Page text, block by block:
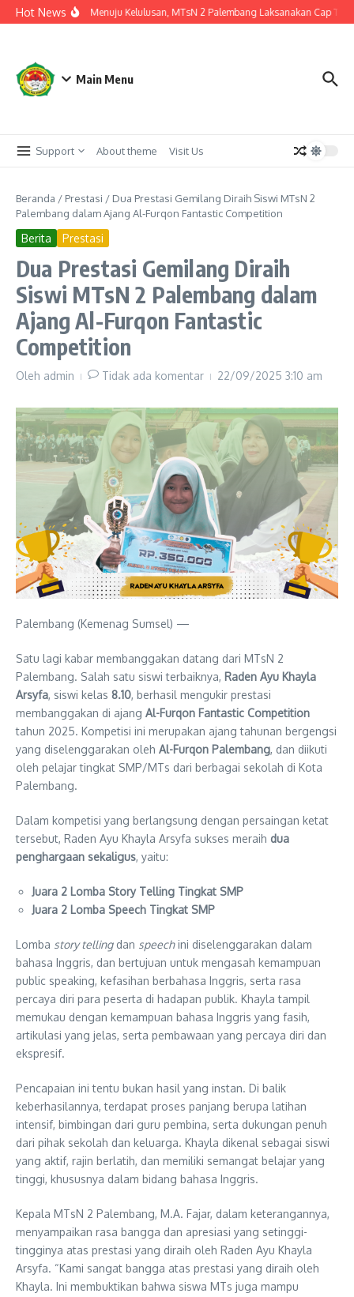
Lewati ke konten
Hot News
Langkah Akhir Menuju Kelulusan, MTsN 2 Palembang Laksanakan Cap Tiga
Main Menu
Support About theme Visit Us
Beranda / Prestasi / Dua Prestasi Gemilang Diraih Siswi MTsN 2
Palembang dalam Ajang Al-Furqon Fantastic Competition
Berita Prestasi
Dua Prestasi Gemilang Diraih
Siswi MTsN 2 Palembang dalam
Ajang Al-Furqon Fantastic
Competition
Oleh admin Tidak ada komentar 22/09/2025 3:10 am
Palembang (Kemenag Sumsel) —
Satu lagi kabar membanggakan datang dari MTsN 2
Palembang. Salah satu siswi terbaiknya, Raden Ayu Khayla
Arsyfa, siswi kelas 8.10, berhasil mengukir prestasi
membanggakan di ajang Al-Furqon Fantastic Competition
tahun 2025. Kompetisi ini merupakan ajang tahunan bergengsi
yang diselenggarakan oleh Al-Furqon Palembang, dan diikuti
oleh pelajar tingkat SMP/MTs dari berbagai sekolah di Kota
Palembang.
Dalam kompetisi yang berlangsung dengan persaingan ketat
tersebut, Raden Ayu Khayla Arsyfa sukses meraih dua
penghargaan sekaligus, yaitu:
Juara 2 Lomba Story Telling Tingkat SMP
Juara 2 Lomba Speech Tingkat SMP
Lomba story tellingdan speechini diselenggarakan dalam
bahasa Inggris, dan bertujuan untuk mengasah kemampuan
public speaking, kefasihan berbahasa Inggris, serta rasa
percaya diri para peserta di hadapan publik. Khayla tampil
memukau dengan kemampuan bahasa Inggris yang fasih,
artikulasi yang jelas, serta pembawaan yang percaya diri dan
ekspresif.
Pencapaian ini tentu bukan hasil yang instan. Di balik
keberhasilannya, terdapat proses panjang berupa latihan
intensif, bimbingan dari guru pembina, serta dukungan penuh
dari pihak sekolah dan keluarga. Khayla dikenal sebagai siswi
yang aktif, rajin berlatih, dan memiliki semangat belajar yang
tinggi, khususnya dalam bidang bahasa Inggris.
Kepala MTsN 2 Palembang, M.A. Fajar, dalam keterangannya,
menyampaikan rasa bangga dan apresiasi yang setinggi-
tingginya atas prestasi yang diraih oleh Raden Ayu Khayla
Arsyfa. “Kami sangat bangga atas prestasi yang diraih oleh
Khayla. Ini membuktikan bahwa siswa MTs juga mampu